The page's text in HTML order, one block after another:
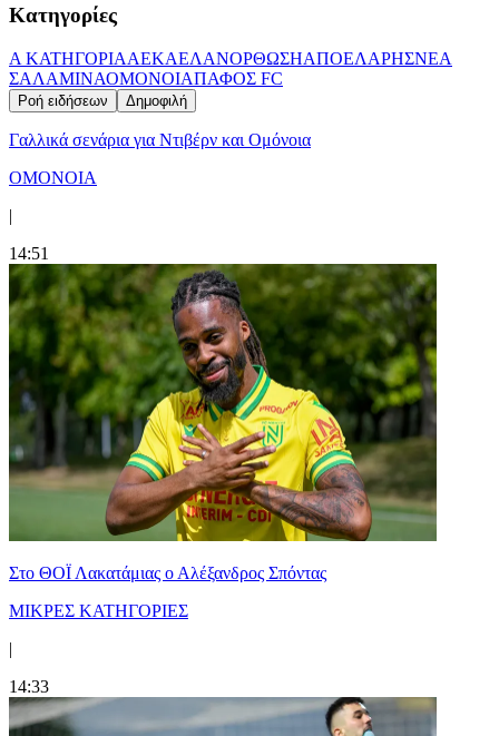
Κατηγορίες
Α ΚΑΤΗΓΟΡΙΑΑΕΚΑΕΛΑΝΟΡΘΩΣΗΑΠΟΕΛΑΡΗΣΝΕΑ
ΣΑΛΑΜΙΝΑΟΜΟΝΟΙΑΠΑΦΟΣ FC
Ροή ειδήσεων Δημοφιλή
Γαλλικά σενάρια για Ντιβέρν και Ομόνοια
ΟΜΟΝΟΙΑ
|
14:51
Στο ΘΟΪ Λακατάμιας ο Αλέξανδρος Σπόντας
ΜΙΚΡΕΣ ΚΑΤΗΓΟΡΙΕΣ
|
14:33